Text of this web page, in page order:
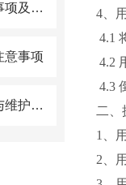
直流高压发生器使用的注意事项及保养注意事项
意事项
低气压高低温试验箱的应用与维护方案
4、
4.1
4.2
4.3
二、
1、
2、